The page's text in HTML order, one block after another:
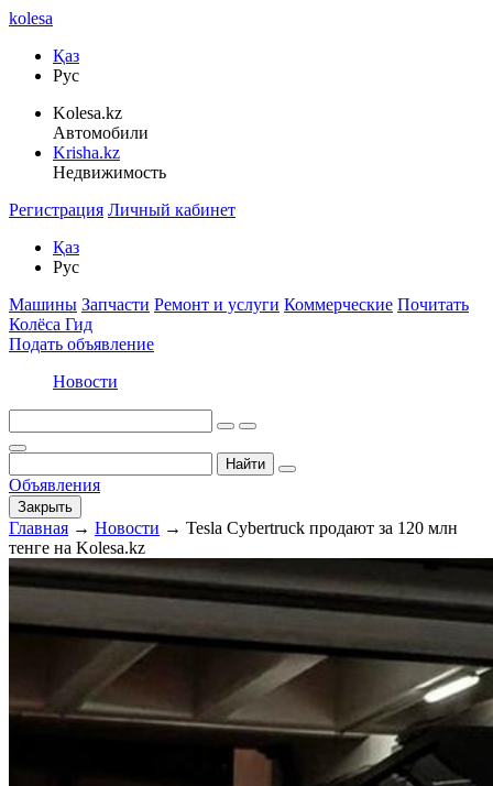
kolesa
Қаз
Рус
Kolesa.kz
Автомобили
Krisha.kz
Недвижимость
Регистрация Личный кабинет
Қаз
Рус
Машины Запчасти Ремонт и услуги Коммерческие Почитать
Колёса Гид
Подать объявление
Новости
Найти
Объявления
Закрыть
Главная → Новости → Tesla Cybertruck продают за 120 млн
тенге на Kolesa.kz